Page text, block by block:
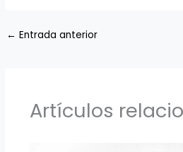
← Entrada anterior
Artículos